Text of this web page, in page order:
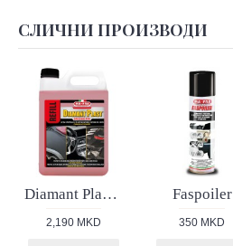
СЛИЧНИ ПРОИЗВОДИ
Diamant Plast Pro
2,190 MKD
Faspoiler
350 MKD